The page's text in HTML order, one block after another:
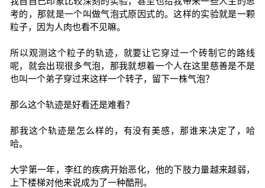
考的，那就是一个叫做气泡式原因式的。这样的实验就是一颗
粒子，因为人肉也看不见嘛。
所以观测这个粒子的轨迹，就要让它穿过一个砖制它的路线
呢，就会出现很多气泡，那我就想着一个人在这里慈善是不是
也叫一个弟子穿过来这样一个转子，留下一株气泡？
那么这个轨迹是好看还是难看？
那我这个轨迹是怎么样的，有没有美感，那谁来决定了，哈
哈。
大学第一年，李红的疾病开始恶化，他的下肢力量越来越弱，
上下楼梯对他来说成为了一种酷刑。